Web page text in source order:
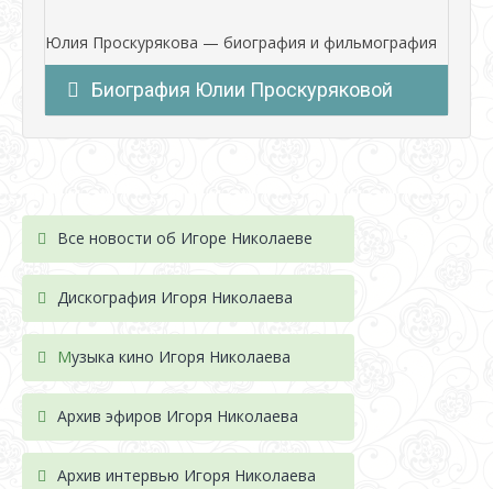
Юлия Проскурякова — биография и фильмография
Биография Юлии Проскуряковой
Все новости об Игоре Николаеве
Дискография Игоря Николаева
Музыка кино Игоря Николаева
Архив эфиров Игоря Николаева
Архив интервью Игоря Николаева